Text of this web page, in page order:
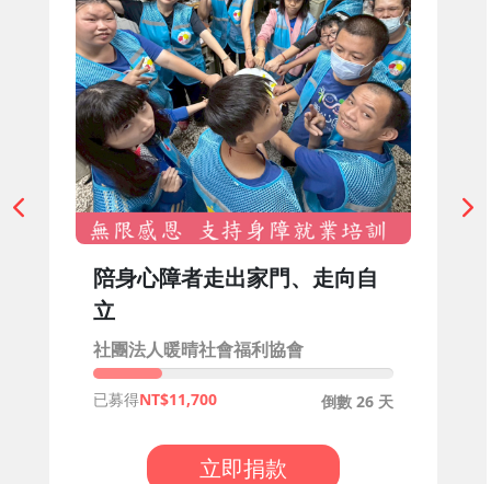
陪身心障者走出家門、走向自
立
社團法人暖晴社會福利協會
倒數 26 天
已募得 11,700
立即捐款